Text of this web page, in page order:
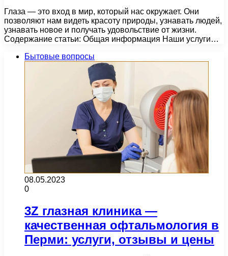
Глаза — это вход в мир, который нас окружает. Они
позволяют нам видеть красоту природы, узнавать людей,
узнавать новое и получать удовольствие от жизни.
Содержание статьи: Общая информация Наши услуги…
Бытовые вопросы
08.05.2023
0
3Z глазная клиника —
качественная офтальмология в
Перми: услуги, отзывы и цены